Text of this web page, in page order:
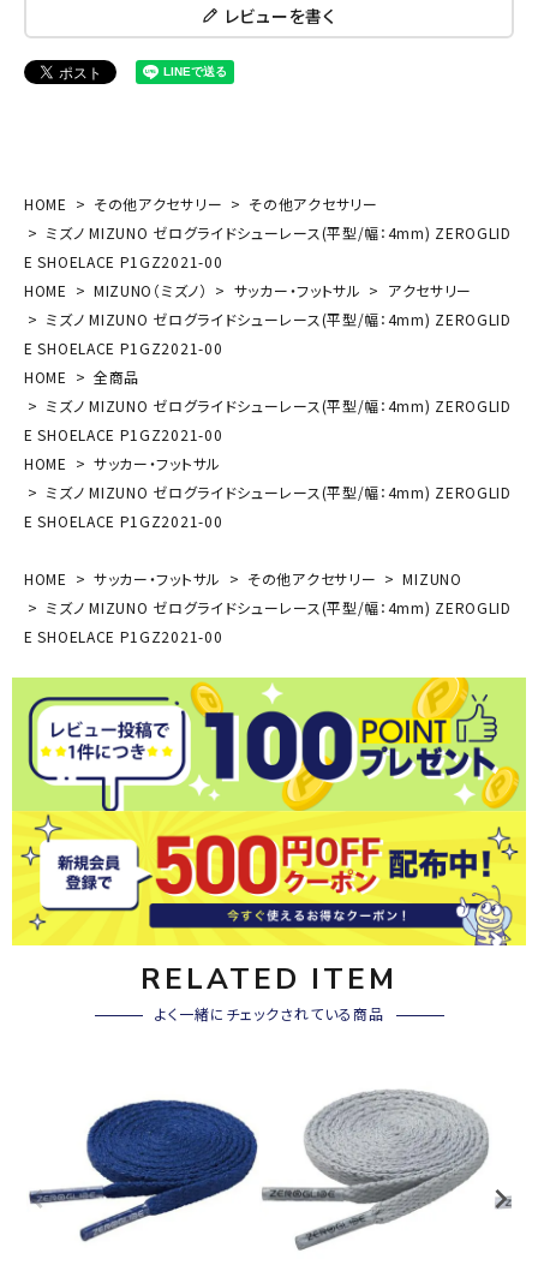
レビューを書く
HOME その他アクセサリー
その他アクセサリー
ミズノ MIZUNO ゼログライドシューレース(平型/幅：4mm) ZEROGLID
E SHOELACE P1GZ2021-00
HOME
MIZUNO（ミズノ） サッカー・フットサル
アクセサリー
ミズノ MIZUNO ゼログライドシューレース(平型/幅：4mm) ZEROGLID
E SHOELACE P1GZ2021-00
HOME
全商品
ミズノ MIZUNO ゼログライドシューレース(平型/幅：4mm) ZEROGLID
E SHOELACE P1GZ2021-00
HOME
サッカー・フットサル
ミズノ MIZUNO ゼログライドシューレース(平型/幅：4mm) ZEROGLID
E SHOELACE P1GZ2021-00
HOME サッカー・フットサル その他アクセサリー
MIZUNO
ミズノ MIZUNO ゼログライドシューレース(平型/幅：4mm) ZEROGLID
E SHOELACE P1GZ2021-00
RELATED ITEM
よく一緒にチェックされている商品